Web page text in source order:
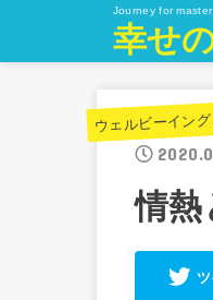
Journey for
幸せ
ウェルビーイン
情熱